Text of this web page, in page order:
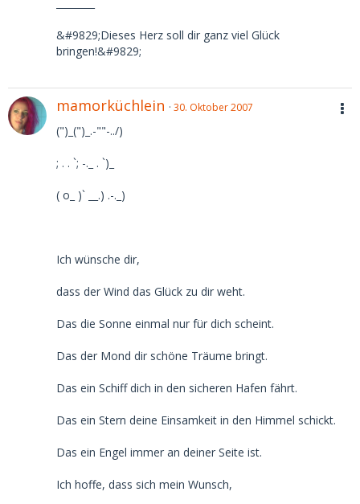
&#9829;Dieses Herz soll dir ganz viel Glück
bringen!&#9829;
mamorküchlein 30. Oktober 2007
(")_(")_.-""-../)
; . . `; -._ . `)_
( o_ )` __.) .-._)
Ich wünsche dir,
dass der Wind das Glück zu dir weht.
Das die Sonne einmal nur für dich scheint.
Das der Mond dir schöne Träume bringt.
Das ein Schiff dich in den sicheren Hafen fährt.
Das ein Stern deine Einsamkeit in den Himmel schickt.
Das ein Engel immer an deiner Seite ist.
Ich hoffe, dass sich mein Wunsch,